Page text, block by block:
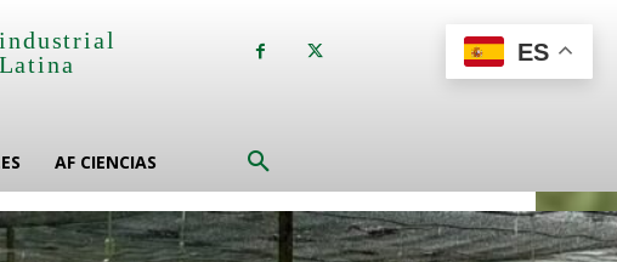
AF CIENCIAS
ES